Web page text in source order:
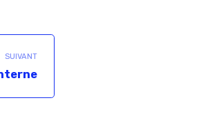
SUIVANT